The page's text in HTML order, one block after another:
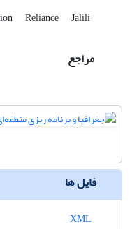
Reliance Jalili
مراجع
فایل ها